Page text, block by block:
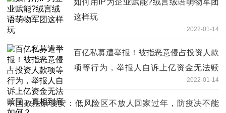
这样玩
2022-01-14
百亿私募遭举报！被指恶意侵占投资人款
项等行为，举报人自诉上亿资金无法赎
2022-01-14
中国政法余俊安：低风险区不放人回家过年，防疫决不能